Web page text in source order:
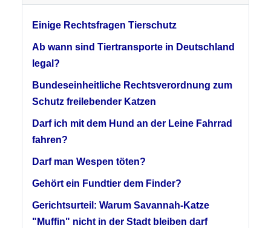
Einige Rechtsfragen Tierschutz
Ab wann sind Tiertransporte in Deutschland
legal?
Bundeseinheitliche Rechtsverordnung zum
Schutz freilebender Katzen
Darf ich mit dem Hund an der Leine Fahrrad
fahren?
Darf man Wespen töten?
Gehört ein Fundtier dem Finder?
Gerichtsurteil: Warum Savannah-Katze
"Muffin" nicht in der Stadt bleiben darf